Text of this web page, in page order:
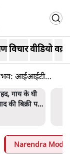
विचारवीडियो
आईआईटी
वोटरों के
बड़ी साज़िश'-
Narendra Modi